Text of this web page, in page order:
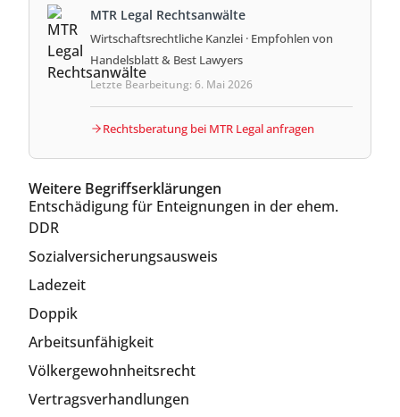
MTR Legal Rechtsanwälte
Wirtschaftsrechtliche Kanzlei · Empfohlen von
Handelsblatt & Best Lawyers
Letzte Bearbeitung: 6. Mai 2026
Rechtsberatung bei MTR Legal anfragen
Weitere Begriffserklärungen
Entschädigung für Enteignungen in der ehem.
DDR
Sozialversicherungsausweis
Ladezeit
Doppik
Arbeitsunfähigkeit
Völkergewohnheitsrecht
Vertragsverhandlungen